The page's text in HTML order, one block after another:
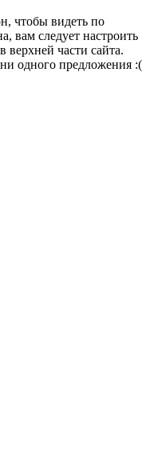
чтобы видеть по
вам следует настроить
части сайта.
одного предложения :(